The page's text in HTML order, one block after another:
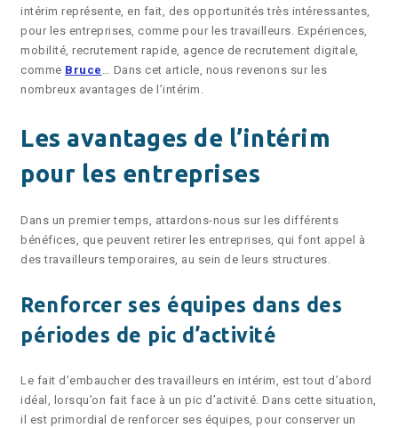
intérim représente, en fait, des opportunités très intéressantes,
pour les entreprises, comme pour les travailleurs. Expériences,
mobilité, recrutement rapide, agence de recrutement digitale,
comme Bruce … Dans cet article, nous revenons sur les
nombreux avantages de l’intérim.
Les avantages de l’intérim
pour les entreprises
Dans un premier temps, attardons-nous sur les différents
bénéfices, que peuvent retirer les entreprises, qui font appel à
des travailleurs temporaires, au sein de leurs structures.
Renforcer ses équipes dans des
périodes de pic d’activité
Le fait d’embaucher des travailleurs en intérim, est tout d’abord
idéal, lorsqu’on fait face à un pic d’activité. Dans cette situation,
il est primordial de renforcer ses équipes, pour conserver un